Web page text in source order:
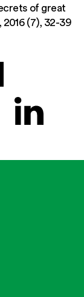
of great
(7), 32-39